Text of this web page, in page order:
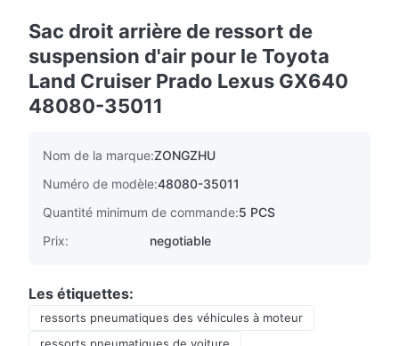
Sac droit arrière de ressort de
suspension d'air pour le Toyota
Land Cruiser Prado Lexus GX640
48080-35011
Nom de la marque:ZONGZHU
Numéro de modèle:48080-35011
Quantité minimum de commande:5 PCS
Prix:
negotiable
Les étiquettes:
ressorts pneumatiques des véhicules à moteur